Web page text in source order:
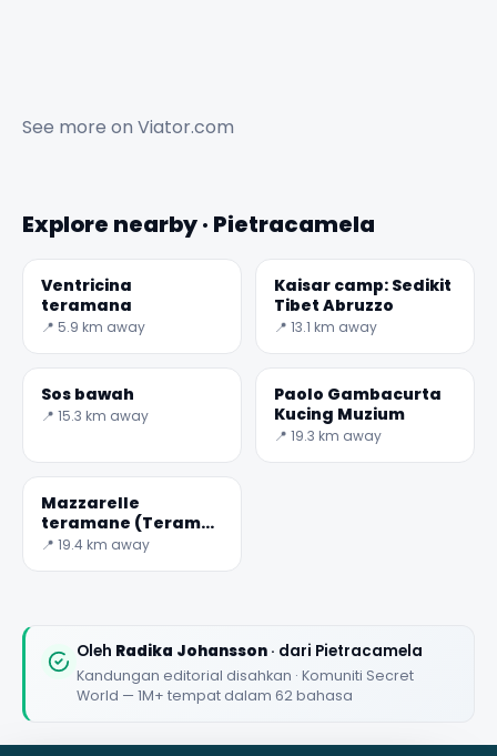
See more on Viator.com
Explore nearby · Pietracamela
Ventricina
teramana
📍 5.9 km away
Kaisar camp: Sedikit
Tibet Abruzzo
📍 13.1 km away
Sos bawah
📍 15.3 km away
Paolo Gambacurta
Kucing Muzium
📍 19.3 km away
Mazzarelle
teramane (Teramo
Kambing gulung)
📍 19.4 km away
Oleh Radika Johansson · dari Pietracamela
Kandungan editorial disahkan · Komuniti Secret
World — 1M+ tempat dalam 62 bahasa